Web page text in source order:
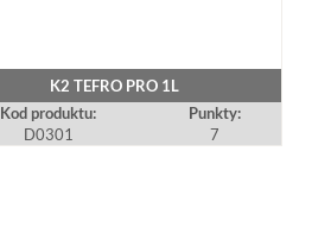
K2 TEFRO PRO 1L
Kod produktu:
D0301
Punkty:
7